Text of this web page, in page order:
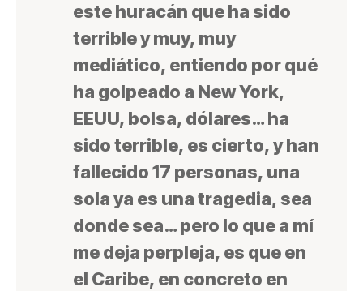
este huracán que ha sido
terrible y muy, muy
mediático, entiendo por qué
ha golpeado a New York,
EEUU, bolsa, dólares… ha
sido terrible, es cierto, y han
fallecido 17 personas, una
sola ya es una tragedia, sea
donde sea… pero lo que a mí
me deja perpleja, es que en
el Caribe, en concreto en